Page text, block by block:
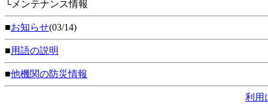
└メンテナンス情報
■お知らせ(03/14)
■用語の説明
■他機関の防災情報
利用